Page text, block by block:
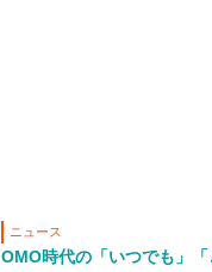
ニュース
OMO時代の「いつでも」